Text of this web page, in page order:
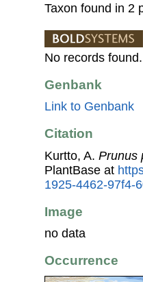
Taxon found in 2
No records found.
Genbank
Link to Genbank
Citation
Kurtto, A. Prunus
PlantBase at
1925-4462-97f4-
Image
no data
Occurrence